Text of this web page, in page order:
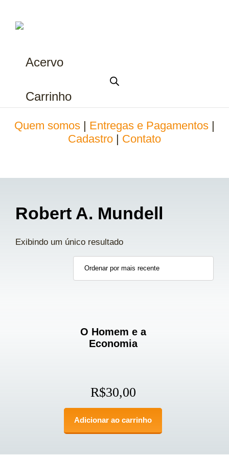
Acervo
Carrinho
Quem somos Entregas e Pagamentos
Cadastro
Contato
Robert A. Mundell
Exibindo um único resultado
O Homem e a
Economia
R$30,00
Adicionar ao carrinho